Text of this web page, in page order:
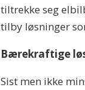
tiltrekke seg
tilby løsninger
Bærekraftige
Sist men ikke